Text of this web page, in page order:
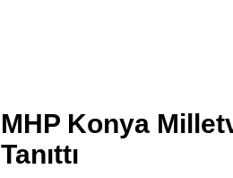
MHP Konya
Tanıttı